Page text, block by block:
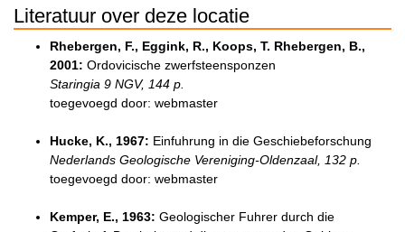
Literatuur over deze locatie
Rhebergen, F., Eggink, R., Koops, T. Rhebergen, B.,
2001: Ordovicische zwerfsteensponzen
Staringia 9 NGV, 144 p.
toegevoegd door: webmaster
Hucke, K., 1967: Einfuhrung in die Geschiebeforschung
Nederlands Geologische Vereniging-Oldenzaal, 132 p.
toegevoegd door: webmaster
Kemper, E., 1963: Geologischer Fuhrer durch die